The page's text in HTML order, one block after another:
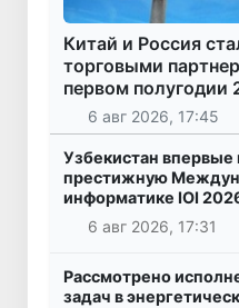
Китай и Россия
торговыми
первом полугодии
6 авг 2026, 17:45
Узбекистан впервые
престижную
информатике IOI
6 авг 2026, 17:31
Рассмотрено
задач в